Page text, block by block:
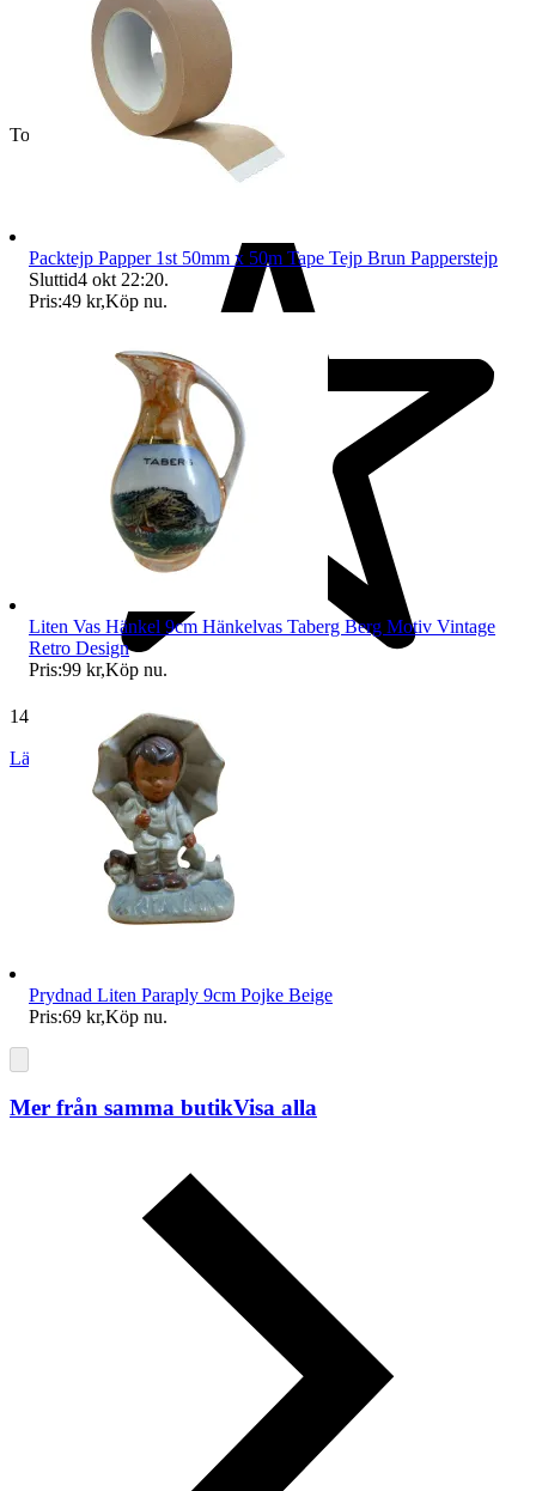
Toppsäljare
140 519 omdömen
Läs omdömen Följ
Packtejp Papper 1st 50mm x 50m Tape Tejp Brun Papperstejp
Sluttid4 okt 22:20.
Pris:49 kr,Köp nu.
Liten Vas Hänkel 9cm Hänkelvas Taberg Berg Motiv Vintage
Retro Design
Pris:99 kr,Köp nu.
Prydnad Liten Paraply 9cm Pojke Beige
Pris:69 kr,Köp nu.
Mer från samma butikVisa alla